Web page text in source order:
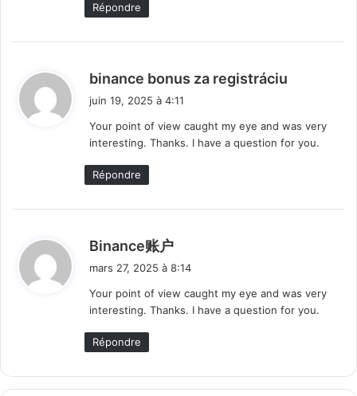
Répondre
binance bonus za registráciu
:
juin 19, 2025 à 4:11
Your point of view caught my eye and was very
interesting. Thanks. I have a question for you.
Répondre
Binance账户
:
mars 27, 2025 à 8:14
Your point of view caught my eye and was very
interesting. Thanks. I have a question for you.
Répondre